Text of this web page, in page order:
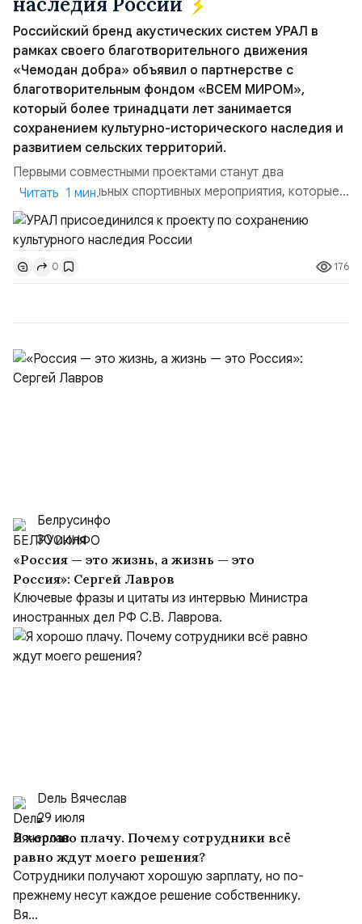
Российский бренд акустических систем УРАЛ в
рамках своего благотворительного движения
«Чемодан добра» объявил о партнерстве с
благотворительным фондом «ВСЕМ МИРОМ»,
который более тринадцати лет занимается
сохранением культурно-исторического наследия и
развитием сельских территорий.
Первыми совместными проектами станут два
благотворительных спортивных мероприятия, которые
пройдут в августе в Ивановской области и объединят
жителей региона, волонтеров и участников со всей
страны. Для УРАЛ это продолжение философии
бренда, основанной на развитии российского
производства и продвижении русского звука.
Читать 1 мин.
0 176
Белрусинфо
30 июля
«Россия — это жизнь, а жизнь — это
Россия»: Сергей Лавров
Ключевые фразы и цитаты из интервью Министра
иностранных дел РФ С.В. Лаврова.
Dель Вячеслав
29 июля
Я хорошо плачу. Почему сотрудники всё
равно ждут моего решения?
Сотрудники получают хорошую зарплату, но по-
прежнему несут каждое решение собственнику.
Вя...